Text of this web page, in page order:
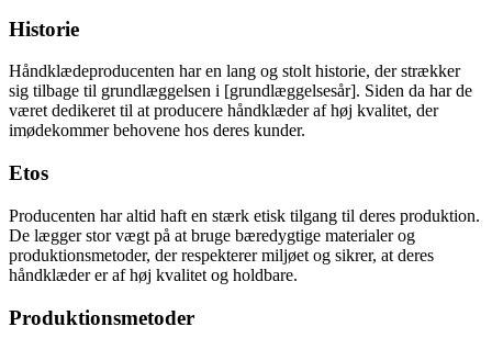
Historie
Håndklædeproducenten har en lang og stolt historie, der strækker
sig tilbage til grundlæggelsen i [grundlæggelsesår]. Siden da har de
været dedikeret til at producere håndklæder af høj kvalitet, der
imødekommer behovene hos deres kunder.
Etos
Producenten har altid haft en stærk etisk tilgang til deres produktion.
De lægger stor vægt på at bruge bæredygtige materialer og
produktionsmetoder, der respekterer miljøet og sikrer, at deres
håndklæder er af høj kvalitet og holdbare.
Produktionsmetoder